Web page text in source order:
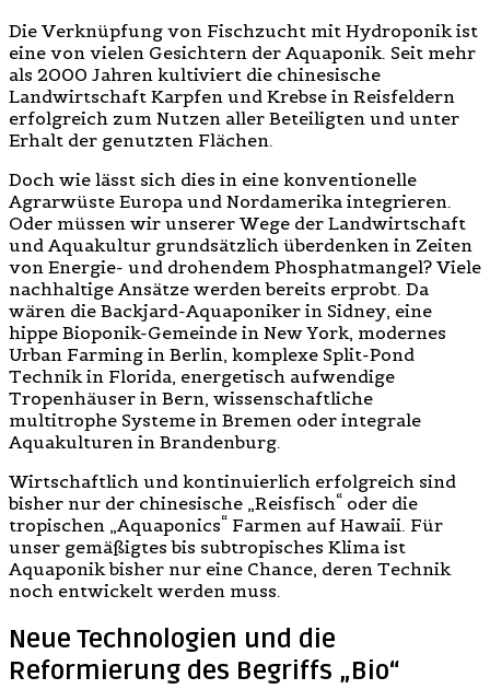
Die Verknüpfung von Fischzucht mit Hydroponik ist
eine von vielen Gesichtern der Aquaponik. Seit mehr
als 2000 Jahren kultiviert die chinesische
Landwirtschaft Karpfen und Krebse in Reisfeldern
erfolgreich zum Nutzen aller Beteiligten und unter
Erhalt der genutzten Flächen.
Doch wie lässt sich dies in eine konventionelle
Agrarwüste Europa und Nordamerika integrieren.
Oder müssen wir unserer Wege der Landwirtschaft
und Aquakultur grundsätzlich überdenken in Zeiten
von Energie- und drohendem Phosphatmangel? Viele
nachhaltige Ansätze werden bereits erprobt. Da
wären die Backjard-Aquaponiker in Sidney, eine
hippe Bioponik-Gemeinde in New York, modernes
Urban Farming in Berlin, komplexe Split-Pond
Technik in Florida, energetisch aufwendige
Tropenhäuser in Bern, wissenschaftliche
multitrophe Systeme in Bremen oder integrale
Aquakulturen in Brandenburg.
Wirtschaftlich und kontinuierlich erfolgreich sind
bisher nur der chinesische „Reisfisch“ oder die
tropischen „Aquaponics“ Farmen auf Hawaii. Für
unser gemäßigtes bis subtropisches Klima ist
Aquaponik bisher nur eine Chance, deren Technik
noch entwickelt werden muss.
Neue Technologien und die
Reformierung des Begriffs „Bio“